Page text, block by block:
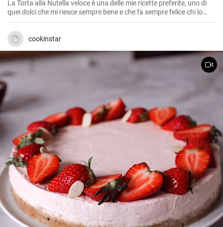
La Torta alla Nutella veloce è una delle mie ricette preferite, uno di
quei dolci che mi riesce sempre bene e che fa sempre felice chi lo
assaggia. La sua consistenza morbida e il gusto irresistibile della
Nutella lo rendono l'ideale per una dolce merenda o per concludere
un pasto.cookinstar